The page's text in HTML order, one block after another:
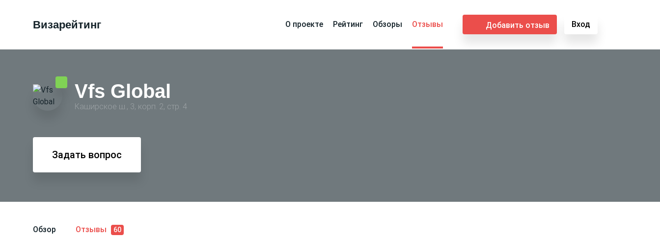
Визарейтинг О проекте Рейтинг Обзоры Отзывы Добавить отзыв Вход
Vfs Global
Каширское ш., 3, корп. 2, стр. 4
Задать вопрос
Обзор Отзывы 60